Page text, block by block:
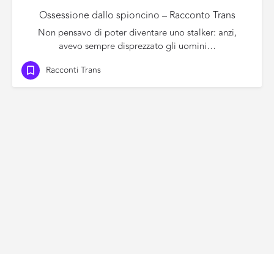
Ossessione dallo spioncino – Racconto Trans
Non pensavo di poter diventare uno stalker: anzi,
avevo sempre disprezzato gli uomini…
Racconti Trans